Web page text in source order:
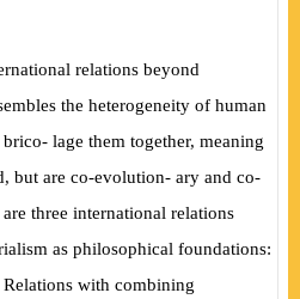
relations beyond
the heterogeneity of human
lage them together, meaning
but are co-evolution- ary and co-
three international relations
as philosophical foundations:
with combining